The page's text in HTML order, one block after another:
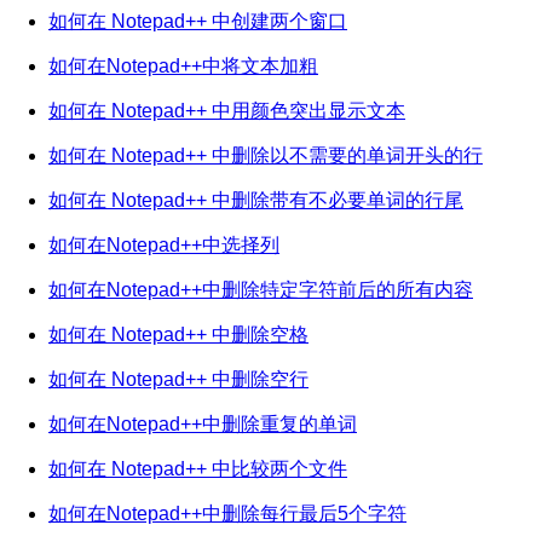
如何在 Notepad++ 中创建两个窗口
如何在Notepad++中将文本加粗
如何在 Notepad++ 中用颜色突出显示文本
如何在 Notepad++ 中删除以不需要的单词开头的行
如何在 Notepad++ 中删除带有不必要单词的行尾
如何在Notepad++中选择列
如何在Notepad++中删除特定字符前后的所有内容
如何在 Notepad++ 中删除空格
如何在 Notepad++ 中删除空行
如何在Notepad++中删除重复的单词
如何在 Notepad++ 中比较两个文件
如何在Notepad++中删除每行最后5个字符